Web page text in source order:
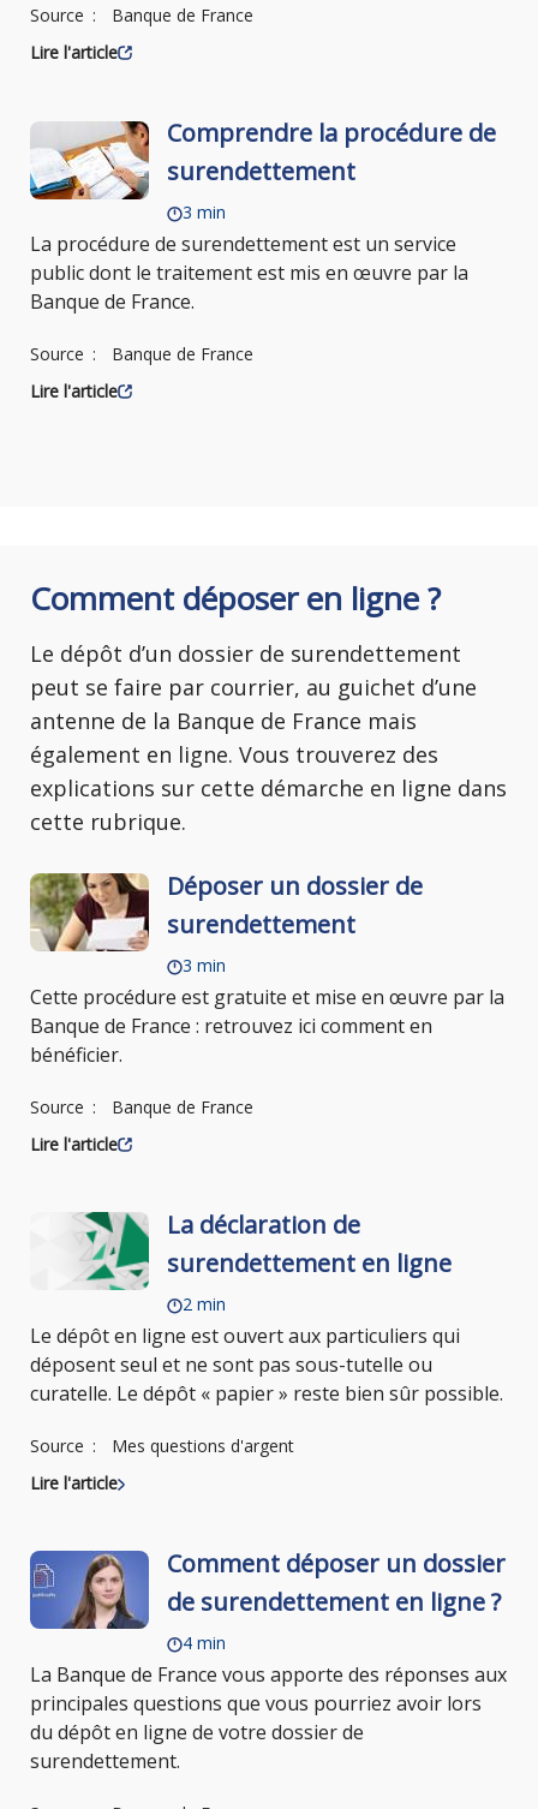
Source
Banque de France
Lire l'article
Comprendre la procédure de
surendettement
3 min
La procédure de surendettement est un service
public dont le traitement est mis en œuvre par la
Banque de France.
Source
Banque de France
Lire l'article
Comment déposer en ligne ?
Le dépôt d’un dossier de surendettement
peut se faire par courrier, au guichet d’une
antenne de la Banque de France mais
également en ligne. Vous trouverez des
explications sur cette démarche en ligne dans
cette rubrique.
Déposer un dossier de
surendettement
3 min
Cette procédure est gratuite et mise en œuvre par la
Banque de France : retrouvez ici comment en
bénéficier.
Source
Banque de France
Lire l'article
La déclaration de
surendettement en ligne
2 min
Le dépôt en ligne est ouvert aux particuliers qui
déposent seul et ne sont pas sous-tutelle ou
curatelle. Le dépôt « papier » reste bien sûr possible.
Source
Mes questions d'argent
Lire l'article
Comment déposer un dossier
de surendettement en ligne ?
4 min
La Banque de France vous apporte des réponses aux
principales questions que vous pourriez avoir lors
du dépôt en ligne de votre dossier de
surendettement.